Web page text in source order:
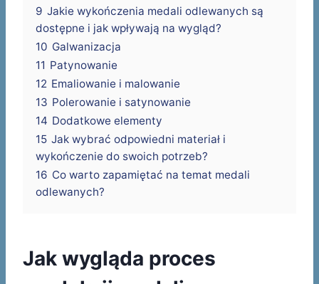
9 Jakie wykończenia medali odlewanych są
dostępne i jak wpływają na wygląd?
10 Galwanizacja
11 Patynowanie
12 Emaliowanie i malowanie
13 Polerowanie i satynowanie
14 Dodatkowe elementy
15 Jak wybrać odpowiedni materiał i
wykończenie do swoich potrzeb?
16 Co warto zapamiętać na temat medali
odlewanych?
Jak wygląda proces